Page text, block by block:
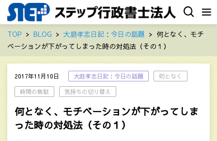
TOP BLOG 大庭孝志日記：今日の話題
何となく、モチ
ベーションが下がってしまった時の対処法（その１）
2017年11月10日 大庭孝志日記：今日の話題
何となく
時間の無駄
気持ちの切り替え
何となく、モチベーションが下がってしま
った時の対処法（その１）